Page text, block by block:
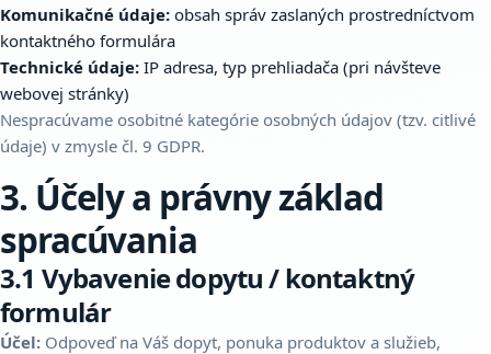
Komunikačné údaje: obsah správ zaslaných prostredníctvom
kontaktného formulára
Technické údaje: IP adresa, typ prehliadača (pri návšteve
webovej stránky)
Nespracúvame osobitné kategórie osobných údajov (tzv. citlivé
údaje) v zmysle čl. 9 GDPR.
3. Účely a právny základ
spracúvania
3.1 Vybavenie dopytu / kontaktný
formulár
Účel: Odpoveď na Váš dopyt, ponuka produktov a služieb,